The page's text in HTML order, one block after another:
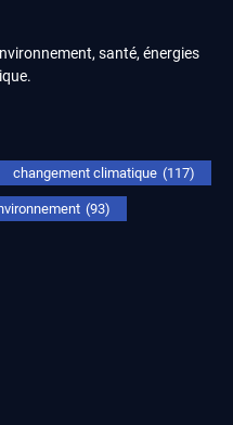
santé, énergies
changement climatique (117)
(93)